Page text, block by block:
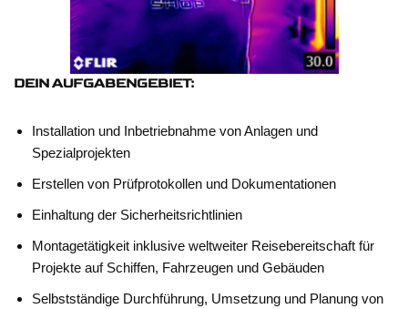
DEIN AUFGABENGEBIET:
Installation und Inbetriebnahme von Anlagen und
Spezialprojekten
Erstellen von Prüfprotokollen und Dokumentationen
Einhaltung der Sicherheitsrichtlinien
Montagetätigkeit inklusive weltweiter Reisebereitschaft für
Projekte auf Schiffen, Fahrzeugen und Gebäuden
Selbstständige Durchführung, Umsetzung und Planung von